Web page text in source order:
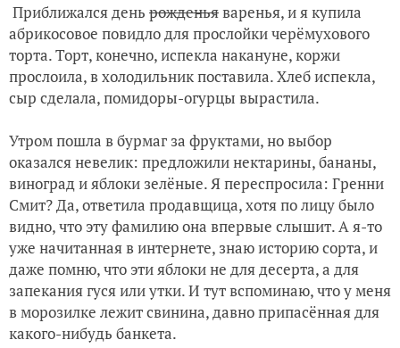
Приближался день рожденьяваренья, и я купила
абрикосовое повидло для прослойки черёмухового
торта. Торт, конечно, испекла накануне, коржи
прослоила, в холодильник поставила. Хлеб испекла,
сыр сделала, помидоры-огурцы вырастила.
Утром пошла в бурмаг за фруктами, но выбор
оказался невелик: предложили нектарины, бананы,
виноград и яблоки зелёные. Я переспросила: Гренни
Смит? Да, ответила продавщица, хотя по лицу было
видно, что эту фамилию она впервые слышит. А я-то
уже начитанная в интернете, знаю историю сорта, и
даже помню, что эти яблоки не для десерта, а для
запекания гуся или утки. И тут вспоминаю, что у меня
в морозилке лежит свинина, давно припасённая для
какого-нибудь банкета.